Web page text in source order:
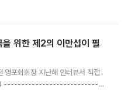
대통령의 신뢰도는 오세훈 서울시
중앙SUNDAY가 동아시아연
정치인 영향력·신뢰도 평가’를
위한 제2의 이만섭이 필
포회회장 지난해 인터뷰서 직접
-----------------------------